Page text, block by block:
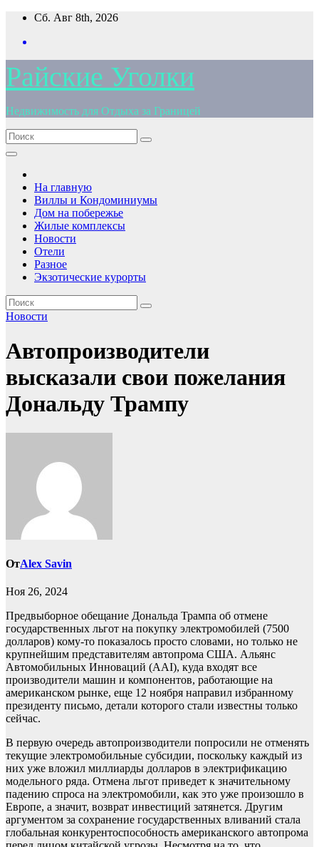
Перейти
содержимому
Сб. Авг 8th, 2026
Райские Уголки
Недвижимость для Отдыха за Границей
На главную
Виллы и Кондоминиумы
Дом на побережье
Жилые комплексы
Новости
Отели
Разное
Экзотические курорты
Новости
Автопроизводители
высказали свои пожелания
Дональду Трампу
ОтAlex Savin
Ноя 26, 2024
Предвыборное обещание Дональда Трампа об отмене
государственных льгот на покупку электромобилей (7500
долларов) кому-то показалось просто словами, но только не
крупнейшим представителям автопрома США. Альянс
Автомобильных Инноваций (AAI), куда входят все
производители машин и компонентов, работающие на
американском рынке, еще 12 ноября направил избранному
президенту письмо, детали которого стали известны только
сейчас.
В первую очередь автопроизводители попросили не отменять
текущие электромобильные субсидии, поскольку каждый из
них уже вложил миллиарды долларов в электрификацию
модельного ряда. Отмена льгот приведет к значительному
падению спроса на электромобили, как это уже произошло в
Европе, а значит, возврат инвестиций затянется. Другим
аргументом за сохранение государственных вливаний стала
глобальная конкурентоспособность американского автопрома